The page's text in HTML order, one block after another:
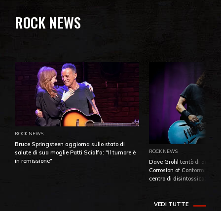
ROCK NEWS
ROCK NEWS
Bruce Springsteen aggiorna sullo stato di
salute di sua moglie Patti Scialfa: "Il tumore è
in remissione"
ROCK NEWS
Dave Grohl tentò di
Corrosion of Conformity
centro di
VEDI TUTTE